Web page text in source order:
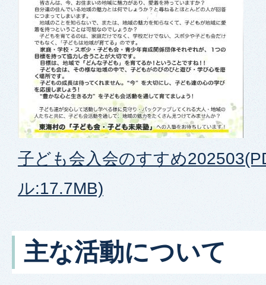
子ども会入会のすすめ
ル:17.7MB)
主な活動について